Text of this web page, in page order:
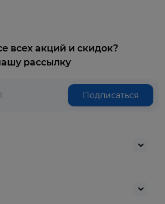
всех акций и скидок?
рассылку
Подписаться